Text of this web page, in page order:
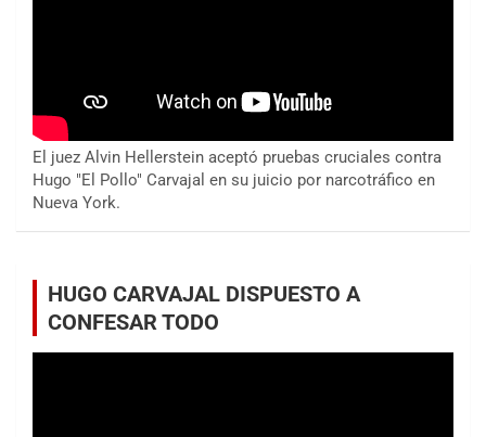
El juez Alvin Hellerstein aceptó pruebas cruciales contra
Hugo "El Pollo" Carvajal en su juicio por narcotráfico en
Nueva York.
HUGO CARVAJAL DISPUESTO A
CONFESAR TODO